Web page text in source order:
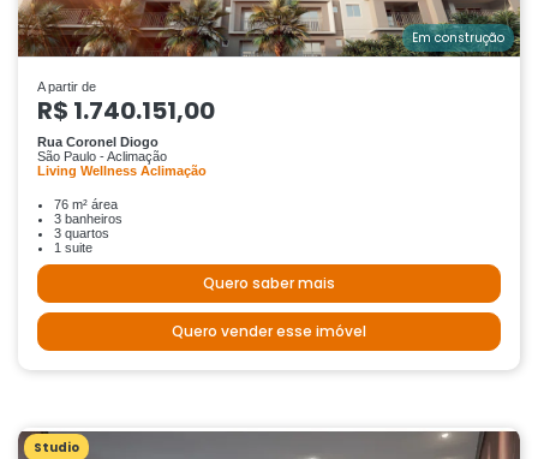
Em construção
A partir de
R$ 1.740.151,00
Rua Coronel Diogo
São Paulo - Aclimação
Living Wellness Aclimação
76 m² área
3 banheiros
3 quartos
1 suite
Quero saber mais
Quero vender esse imóvel
Studio